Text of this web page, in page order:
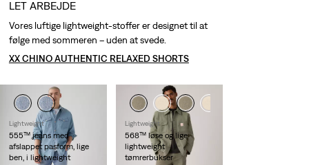
Lightweight
555™ jeans med
afslappet pasform, lige
ben, i lightweight
Lightweight
568™ løse og lige
lightweight
tømrerbukser
LET ARBEJDE
Vores luftige lightweight-stoffer er designet til at
følge med sommeren – uden at svede.
XX CHINO AUTHENTIC RELAXED SHORTS